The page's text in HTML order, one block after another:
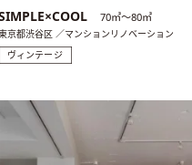
70㎡〜80㎡
京都渋谷区 ／マンションリノベーション
ヴィンテージ